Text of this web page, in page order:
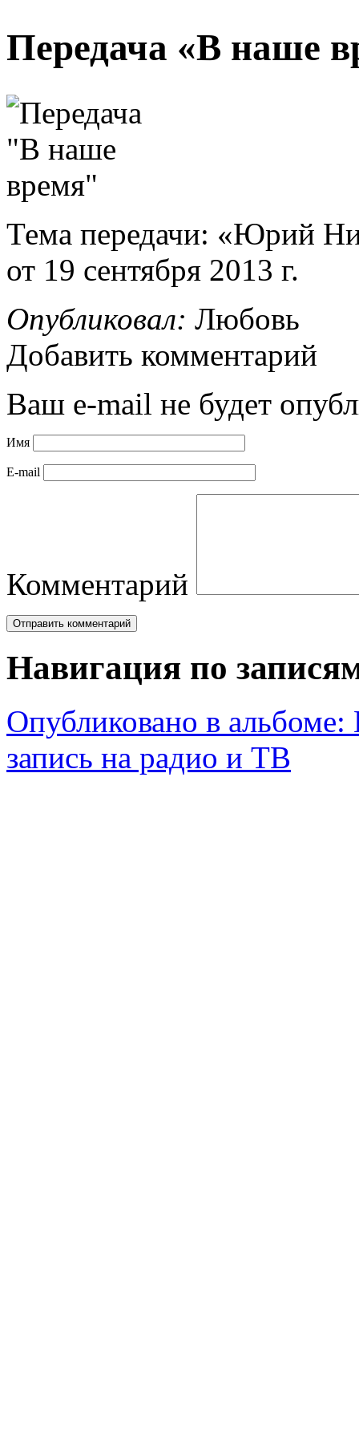
Передача «В наше
Тема передачи: «Юрий
от 19 сентября 2013 г.
Опубликовал: Любовь
Добавить комментарий
Ваш e-mail не будет
Имя
E-mail
Комментарий
Навигация по
Опубликовано в альбоме:
запись на радио и ТВ